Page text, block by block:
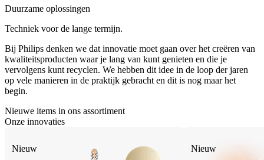
Duurzame oplossingen
Techniek voor de lange termijn.
Bij Philips denken we dat innovatie moet gaan over het creëren van
kwaliteitsproducten waar je lang van kunt genieten en die je
vervolgens kunt recyclen. We hebben dit idee in de loop der jaren
op vele manieren in de praktijk gebracht en dit is nog maar het
begin.
Nieuwe items in ons assortiment
Onze innovaties
Nieuw Nieuw